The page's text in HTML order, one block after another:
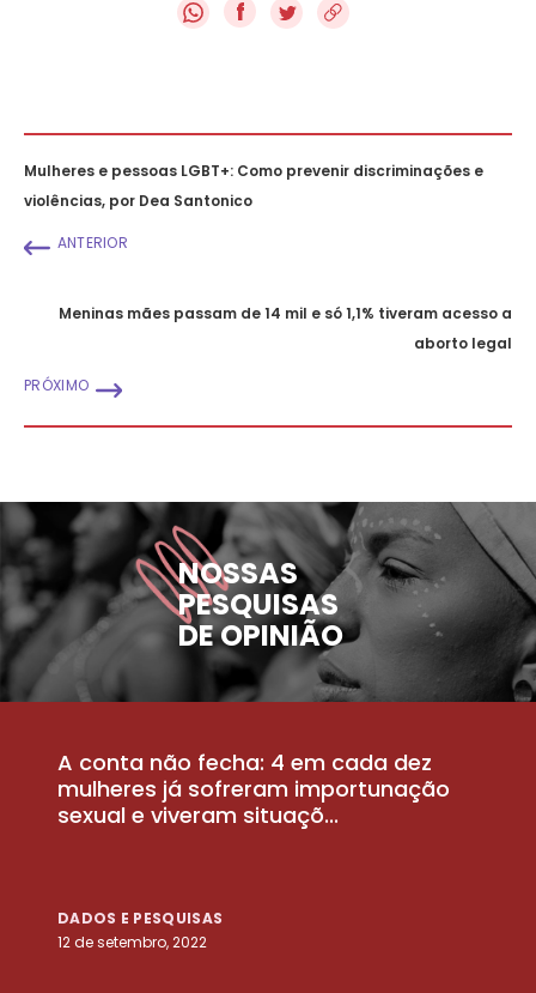
f
Mulheres e pessoas LGBT+: Como prevenir discriminações e
violências, por Dea Santonico
ANTERIOR
Meninas mães passam de 14 mil e só 1,1% tiveram acesso a
aborto legal
PRÓXIMO
NOSSAS
PESQUISAS
DE OPINIÃO
A conta não fecha: 4 em cada dez
mulheres já sofreram importunação
sexual e viveram situaçõ...
DADOS E PESQUISAS
12 de setembro, 2022